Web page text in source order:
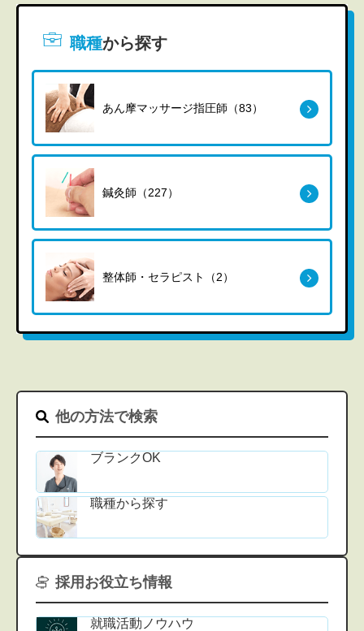
職種から探す
あん摩マッサージ指圧師（83）
鍼灸師（227）
整体師・セラピスト（2）
他の方法で検索
ブランクOK
職種から探す
採用お役立ち情報
就職活動ノウハウ